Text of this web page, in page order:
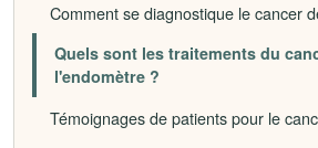
Comment se diagnostique le cancer
Quels sont les traitements du
l'endomètre ?
Témoignages de patients pour le